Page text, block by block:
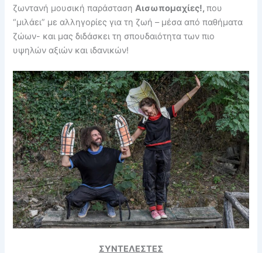
ζωντανή μουσική παράσταση Αισωπομαχίες!,που
“μιλάει” με αλληγορίες για τη ζωή – μέσα από παθήματα
ζώων- και μας διδάσκει τη σπουδαιότητα των πιο
υψηλών αξιών και ιδανικών!
ΣΥΝΤΕΛΕΣΤΕΣ